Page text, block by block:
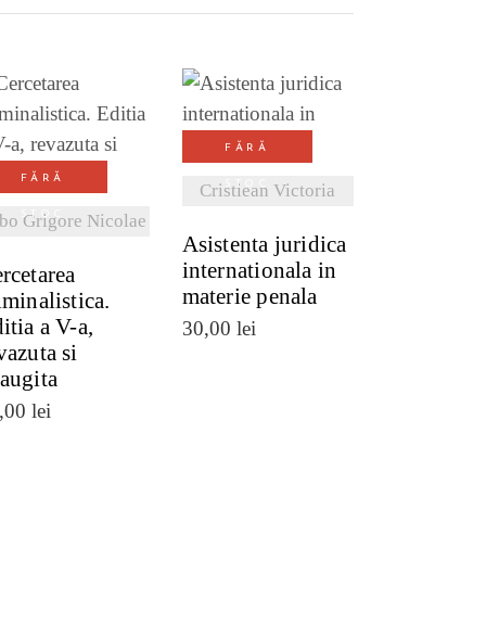
FĂRĂ
STOC
Grigore Nicolae
DETALII
a V-a,
si
lei
FĂRĂ
STOC
Cristiean Victoria
Asistenta juridica
internationala in
materie penala
30,00 lei